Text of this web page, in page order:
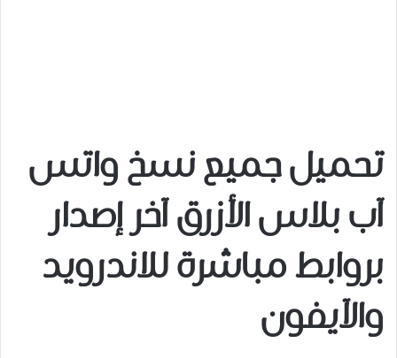
تحميل جميع نسخ واتس
آب بلاس الأزرق آخر إصدار
بروابط مباشرة للاندرويد
والآيفون